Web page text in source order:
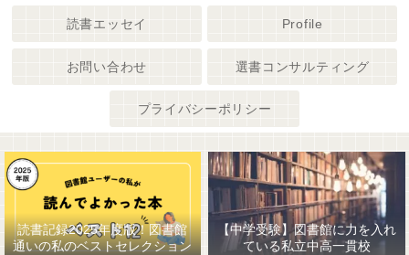
読書エッセイ Profile
お問い合わせ 選書コンサルティング
プライバシーポリシー
読書記録2025年度版！図書館
通いの私のベストセレクション
【中学受験】図書館に力を入れ
ている私立中高一貫校